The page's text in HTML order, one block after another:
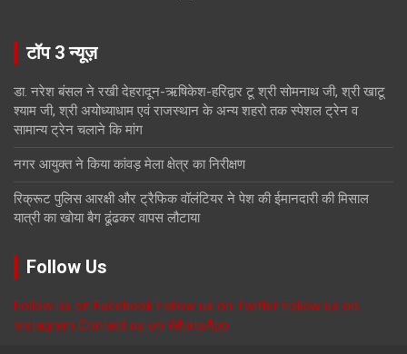
टॉप 3 न्यूज़
डा. नरेश बंसल ने रखी देहरादून-ऋषिकेश-हरिद्वार टू श्री सोमनाथ जी, श्री खाटू
श्याम जी, श्री अयोध्याधाम एवं राजस्थान के अन्य शहरो तक स्पेशल ट्रेन व
सामान्य ट्रेन चलाने कि मांग
नगर आयुक्त ने किया कांवड़ मेला क्षेत्र का निरीक्षण
रिक्रूट पुलिस आरक्षी और ट्रैफिक वॉलंटियर ने पेश की ईमानदारी की मिसाल
यात्री का खोया बैग ढूंढकर वापस लौटाया
Follow Us
Follow us on Facebook Follow us on Twitter Follow us on
Instagram Contact us on WhatsApp